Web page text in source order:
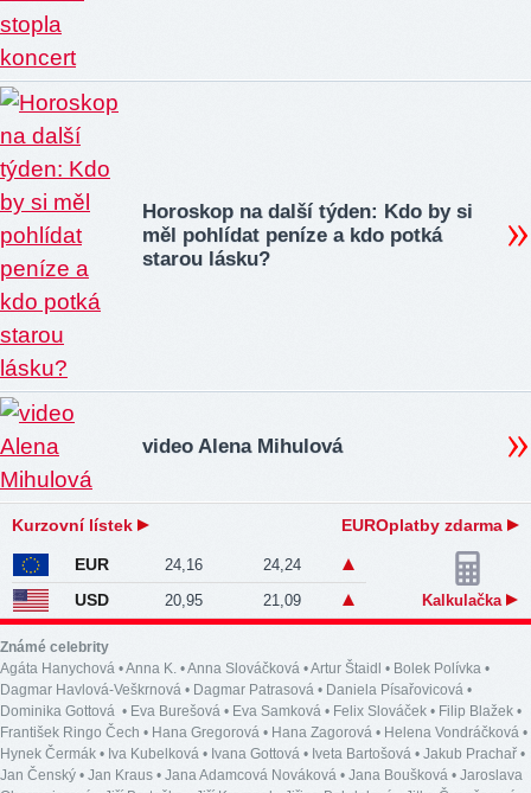
Horoskop na další týden: Kdo by si
měl pohlídat peníze a kdo potká
starou lásku?
video Alena Mihulová
Kurzovní lístek EUROplatby zdarma
EUR 24,16 24,24
USD 20,95 21,09 Kalkulačka
Známé celebrity
Agáta Hanychová •Anna K. •Anna Slováčková •Artur Štaidl • Bolek Polívka •
Dagmar Havlová-Veškrnová • Dagmar Patrasová • Daniela Písařovicová •
Dominika Gottová • Eva Burešová • Eva Samková • Felix Slováček • Filip Blažek •
František Ringo Čech • Hana Gregorová • Hana Zagorová • Helena Vondráčková •
Hynek Čermák • Iva Kubelková • Ivana Gottová • Iveta Bartošová • Jakub Prachař •
Jan Čenský • Jan Kraus • Jana Adamcová Nováková • Jana Boušková • Jaroslava